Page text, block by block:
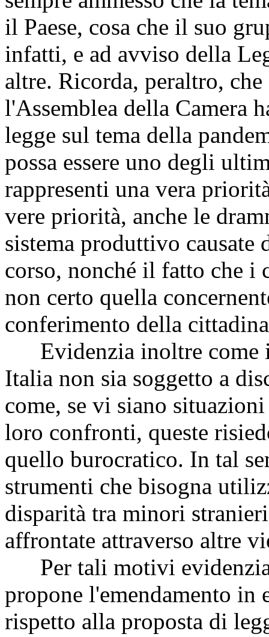
il Paese, cosa che il suo
infatti, e ad avviso della
altre. Ricorda, peraltro,
l'Assemblea della Camera
legge sul tema della
possa essere uno degli
rappresenti una vera
vere priorità, anche le
sistema produttivo
corso, nonché il fatto che i
non certo quella
conferimento della
Evidenzia inoltre come
Italia non sia soggetto a
come, se vi siano
loro confronti, queste
quello burocratico. In tal
strumenti che bisogna
disparità tra minori
affrontate attraverso altre
Per tali motivi
propone l'emendamento in
rispetto alla proposta di